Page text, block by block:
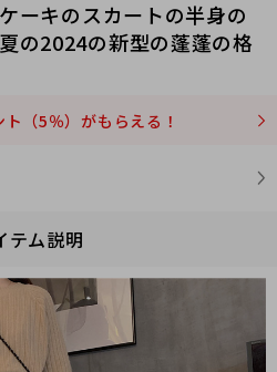
ーキのスカートの半身の
の2024の新型の蓬蓬の格
（5％）がもらえる！
テム説明